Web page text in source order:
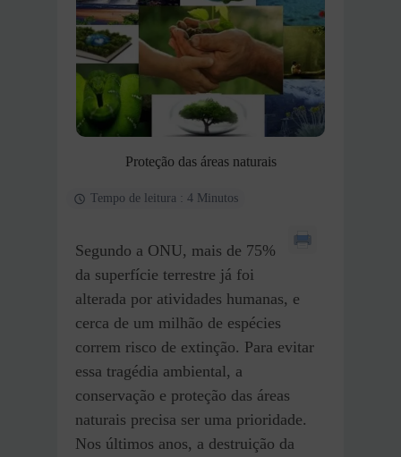
Proteção das áreas naturais
Tempo de leitura : 4 Minutos
Segundo a ONU, mais de 75%
da superfície terrestre já foi
alterada por atividades humanas, e
cerca de um milhão de espécies
correm risco de extinção. Para evitar
essa tragédia ambiental, a
conservação e proteção das áreas
naturais precisa ser uma prioridade.
Nos últimos anos, a destruição da